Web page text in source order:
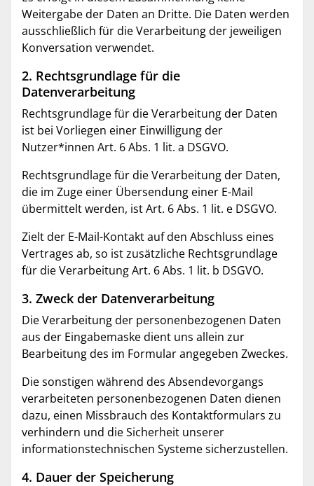
Weitergabe der Daten an Dritte. Die Daten werden
ausschließlich für die Verarbeitung der jeweiligen
Konversation verwendet.
2. Rechtsgrundlage für die
Datenverarbeitung
Rechtsgrundlage für die Verarbeitung der Daten
ist bei Vorliegen einer Einwilligung der
Nutzer*innen Art. 6 Abs. 1 lit. a DSGVO.
Rechtsgrundlage für die Verarbeitung der Daten,
die im Zuge einer Übersendung einer E-Mail
übermittelt werden, ist Art. 6 Abs. 1 lit. e DSGVO.
Zielt der E-Mail-Kontakt auf den Abschluss eines
Vertrages ab, so ist zusätzliche Rechtsgrundlage
für die Verarbeitung Art. 6 Abs. 1 lit. b DSGVO.
3. Zweck der Datenverarbeitung
Die Verarbeitung der personenbezogenen Daten
aus der Eingabemaske dient uns allein zur
Bearbeitung des im Formular angegeben Zweckes.
Die sonstigen während des Absendevorgangs
verarbeiteten personenbezogenen Daten dienen
dazu, einen Missbrauch des Kontaktformulars zu
verhindern und die Sicherheit unserer
informationstechnischen Systeme sicherzustellen.
4. Dauer der Speicherung